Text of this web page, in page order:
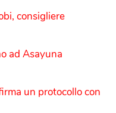
consigliere
ad Asayuna
un protocollo con